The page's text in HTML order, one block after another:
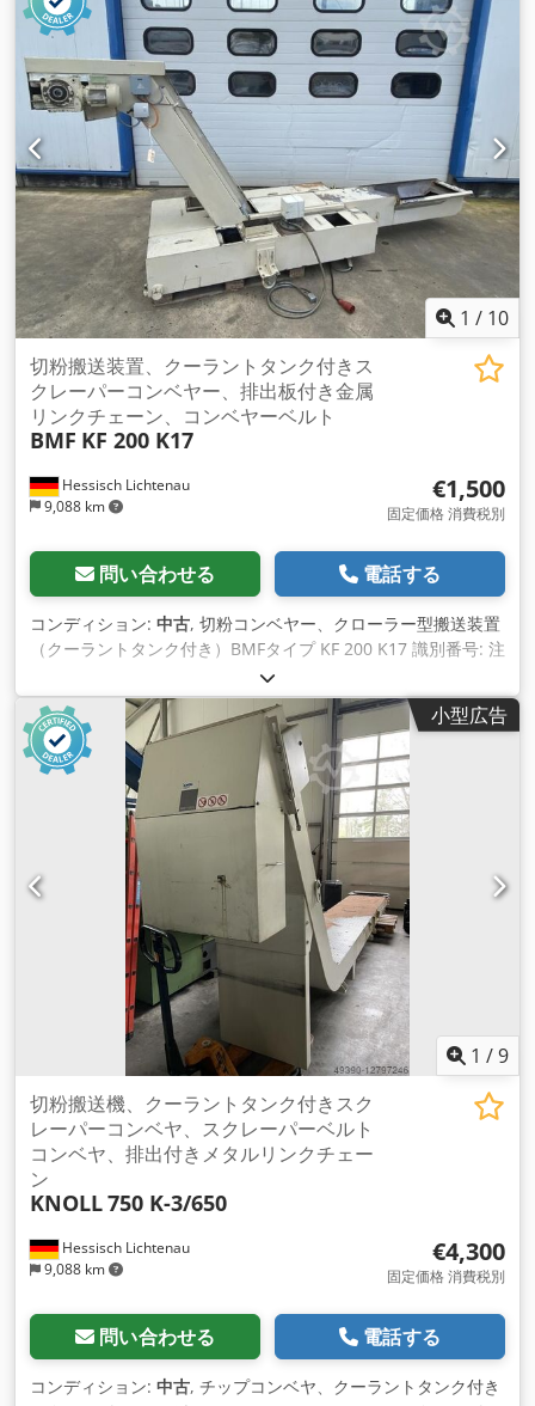
1 / 10
Hessisch Lichtenau
9,088 km
切粉搬送装置、クーラントタンク付きス
クレーパーコンベヤー、排出板付き金属
リンクチェーン、コンベヤーベルト
BMF KF 200 K17
€1,500
固定価格 消費税別
問い合わせる 電話する
コンディション: 中古, 切粉コンベヤー、クローラー型搬送装置
（クーラントタンク付き）BMFタイプ KF 200 K17 識別番号: 注
文番号: 915979 製造年: 1992 Crjdpfxjhwt H Aj Ah Isf メタル
リンク幅：200 mm スクレーパーフライト間隔：約380 mm 搬
出可能な切粉搬送長：1,100/2,100 mm 挿入長さ：約1,350
mm 挿入高さ：370 mm 挿入幅：460 mm ホッパー上部幅：
400 mm ホッパー下部幅：170 mm 搬送高さ - 排出高さ：約
1,250 mm ベルト駆動用モーター出力：0.37 kW 電源接続：
400V、50Hz - スクレーパーコンベヤーチェーンはギアモータ
ー駆動 - クーラントタンクはクーラントポンプなし 設置寸法
（長さ x 幅 x 高さ）：3,800 x 1,300 x 1,650 mm 切粉コンベヤ
ー重量：約500 kg 良好な状態 この切粉コンベヤーは
GILDEMEISTER製CNC旋盤から取り外されたものです。 本コン
ベヤーはフライス盤、旋盤、または加工センターの切粉搬送用
小型広告
1 /9
Hessisch Lichtenau
9,088 km
切粉搬送機、クーラントタンク付きスク
レーパーコンベヤ、スクレーパーベルト
コンベヤ、排出付きメタルリンクチェー
ン
KNOLL750 K-3/650
€4,300
固定価格 消費税別
問い合わせる 電話する
コンディション: 中古, チップコンベヤ、クーラントタンク付き